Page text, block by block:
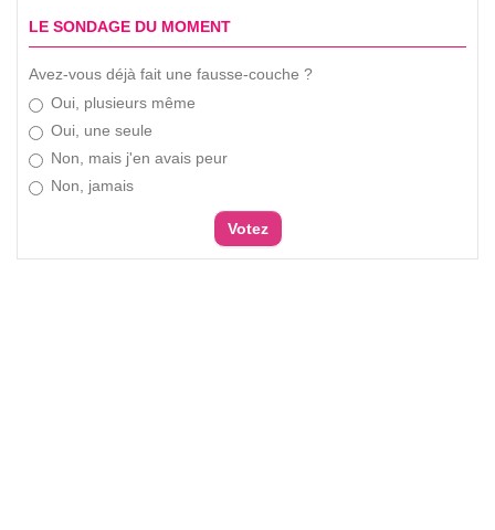
LE SONDAGE DU MOMENT
Avez-vous déjà fait une fausse-couche ?
Oui, plusieurs même
Oui, une seule
Non, mais j'en avais peur
Non, jamais